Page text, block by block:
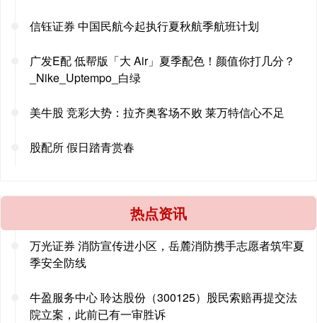
信钰证券 中国民航今起执行夏秋航季航班计划
广发E配 低帮版「大 Air」夏季配色！颜值你打几分？
_Nike_Uptempo_白绿
美牛股 竞彩大势：拉齐奥客场不败 莱万特信心不足
股配所 假日踏青赏春
热点资讯
万光证券 消防宣传进小区，岳麓消防携手志愿者筑牢夏
季安全防线
牛盈服务中心 聆达股份（300125）股民索赔再提交法
院立案，此前已有一审胜诉